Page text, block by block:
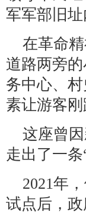
军军部旧
在革命
道路两旁
务中心、
素让游客
这座曾
走出了一
2021年
试点后，